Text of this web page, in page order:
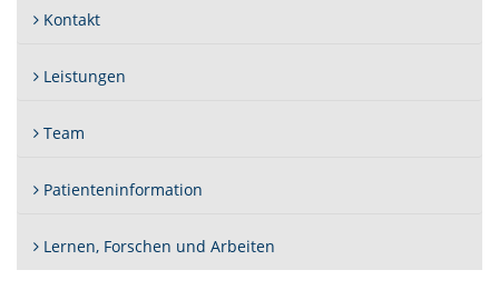
Kontakt
Leistungen
Team
Patienteninformation
Lernen, Forschen und Arbeiten